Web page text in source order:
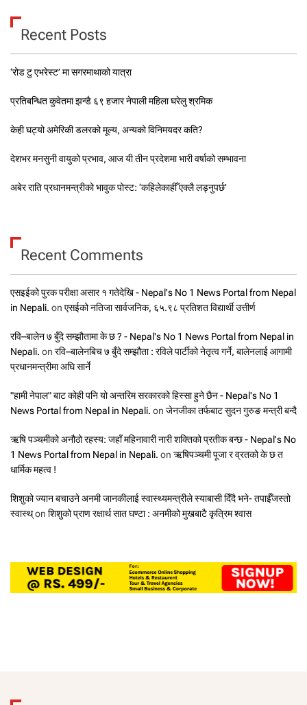
Recent Posts
‘रोड टु एभरेस्ट’ मा सगरमाथाको यात्रा
प्रतिबन्धित कुवेतमा झन्डै ६९ हजार नेपाली महिला घरेलु श्रमिक
केही घट्यो अमेरिकी डलरको मूल्य, अन्यको विनिमयदर कति?
देशभर मनसुनी वायुको प्रभाव, आज यी तीन प्रदेशमा भारी वर्षाको सम्भावना
अबेर राति प्रधानमन्त्रीको भावुक पोस्ट: ‘कहिलेकाहीँ एक्लै लड्नुपर्छ’
Recent Comments
एसइईको पुरक परीक्षा असार १ गतेदेखि - Nepal's No 1 News Portal from Nepal
in Nepali. on एसईको नतिजा सार्वजनिक, ६५.९८ प्रतिशत विद्यार्थी उत्तीर्ण
रवि–बालेन ७ बुँदे सम्झौतामा के छ ? - Nepal's No 1 News Portal from Nepal in
Nepali. on रवि–बालेनबिच ७ बुँदे सम्झौता : रविले पार्टीको नेतृत्व गर्ने, बालेनलाई आगामी
प्रधानमन्त्रीमा अघि सार्ने
"हामी नेपाल" बाट कोही पनि यो अन्तरिम सरकारको हिस्सा हुने छैन - Nepal's No 1
News Portal from Nepal in Nepali. on जेनजीका तर्फबाट सुदन गुरुङ मन्त्री बन्दै
ऋषि पञ्चमीको अनौठो रहस्य: जहाँ महिनावारी नारी शक्तिको प्रतीक बन्छ - Nepal's No
1 News Portal from Nepal in Nepali. on ऋषिपञ्चमी पूजा र व्रतको के छ त
धार्मिक महत्व !
शिशुको ज्यान बचाउने अनमी जानकीलाई स्वास्थ्यमन्त्रीले स्याबासी दिँदै भने- तपाईँजस्तो
स्वास्थ्on शिशुको प्राण रक्षार्थ सात घण्टा : अनमीको मुखबाटै कृत्रिम श्वास